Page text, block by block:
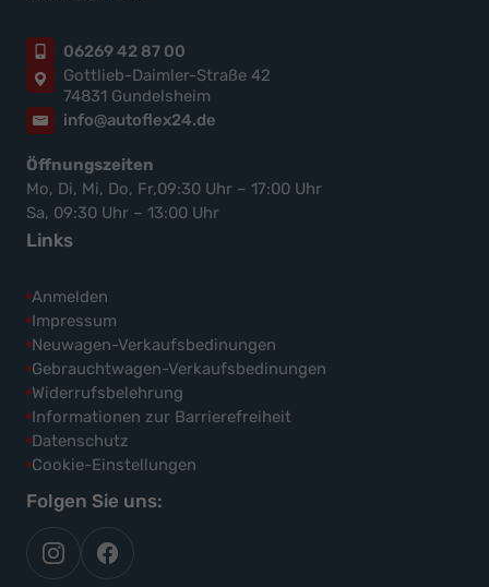
06269 42 87 00
Gottlieb-Daimler-Straße 42
74831 Gundelsheim
info@autoflex24.de
Öffnungszeiten
Mo, Di, Mi, Do, Fr,09:30 Uhr – 17:00 Uhr
Sa, 09:30 Uhr – 13:00 Uhr
Links
Anmelden
Impressum
Neuwagen-Verkaufsbedinungen
Gebrauchtwagen-Verkaufsbedinungen
Widerrufsbelehrung
Informationen zur Barrierefreiheit
Datenschutz
Cookie-Einstellungen
Folgen Sie uns:
autoflexautoflex24